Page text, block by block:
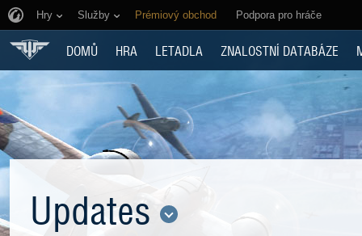
Hry Služby Prémiový obchod Podpora pro hráče
DOMŮ HRA LETADLA ZNALOSTNÍ DATABÁZE
Updates